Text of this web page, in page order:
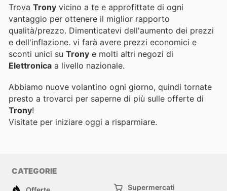
Trova Trony vicino a te e approfittate di ogni
vantaggio per ottenere il miglior rapporto
qualità/prezzo. Dimenticatevi dell'aumento dei prezzi
e dell'inflazione. vi farà avere prezzi economici e
sconti unici su Trony e molti altri negozi di
Elettronica a livello nazionale.
Abbiamo nuove volantino ogni giorno, quindi tornate
presto a trovarci per saperne di più sulle offerte di
Trony!
Visitate per iniziare oggi a risparmiare.
CATEGORIE
Supermercati